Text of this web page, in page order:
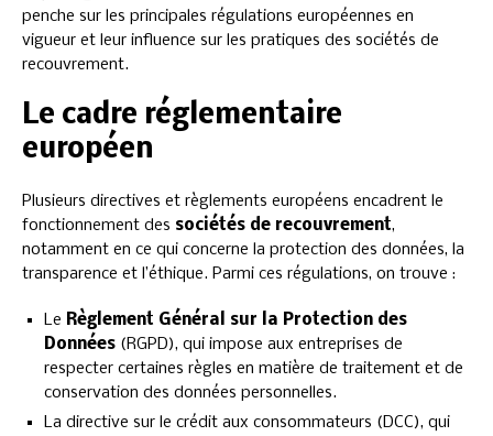
penche sur les principales régulations européennes en
vigueur et leur influence sur les pratiques des sociétés de
recouvrement.
Le cadre réglementaire
européen
Plusieurs directives et règlements européens encadrent le
fonctionnement des sociétés de recouvrement,
notamment en ce qui concerne la protection des données, la
transparence et l’éthique. Parmi ces régulations, on trouve :
Le Règlement Général sur la Protection des
Données (RGPD), qui impose aux entreprises de
respecter certaines règles en matière de traitement et de
conservation des données personnelles.
La directive sur le crédit aux consommateurs (DCC), qui